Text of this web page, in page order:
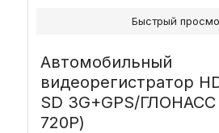
Автомобильный
видеорегистратор
SD 3G+GPS/ГЛОНАСС
720P)
Быстрый